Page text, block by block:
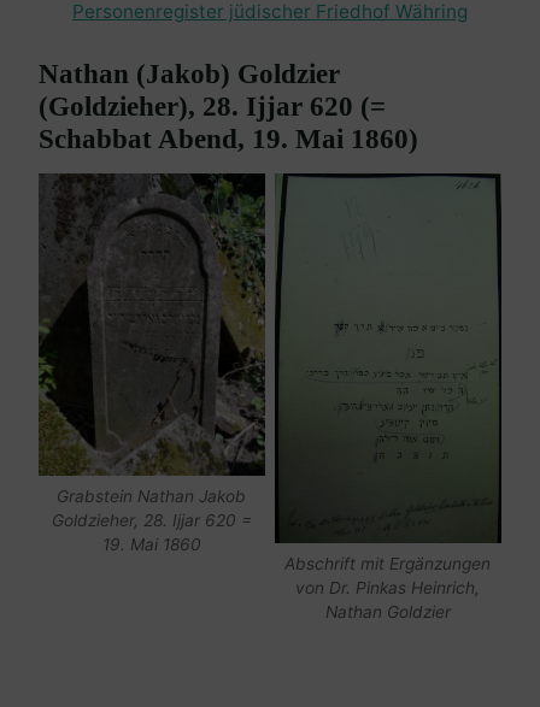
Personenregister jüdischer Friedhof Währing
Nathan (Jakob) Goldzier
(Goldzieher), 28. Ijjar 620 (=
Schabbat Abend, 19. Mai 1860)
Grabstein Nathan Jakob
Goldzieher, 28. Ijjar 620 =
19. Mai 1860
Abschrift mit Ergänzungen
von Dr. Pinkas Heinrich,
Nathan Goldzier